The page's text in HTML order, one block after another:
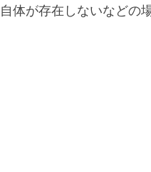
体が存在しないなど